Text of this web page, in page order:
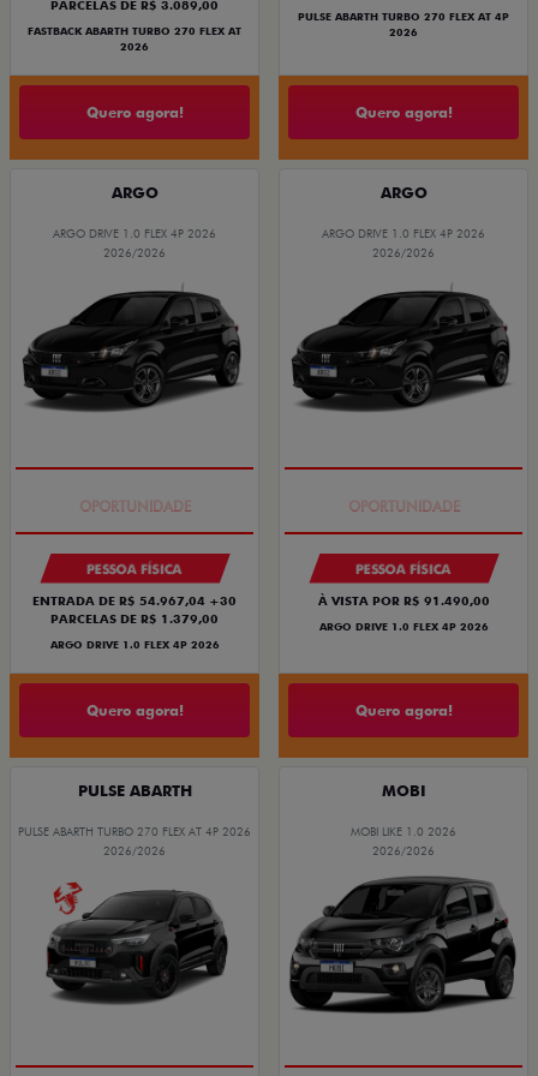
PARCELAS DE R$ 3.089,00
FASTBACK ABARTH TURBO 270 FLEX AT
2026
Quero agora!
PULSE ABARTH TURBO 270 FLEX AT 4P
2026
Quero agora!
ARGO
ARGO DRIVE 1.0 FLEX 4P 2026
2026/2026
PESSOA FÍSICA
ENTRADA DE R$ 54.967,04 +30
PARCELAS DE R$ 1.379,00
ARGO DRIVE 1.0 FLEX 4P 2026
Quero agora!
ARGO
ARGO DRIVE 1.0 FLEX 4P 2026
2026/2026
PESSOA FÍSICA
À VISTA POR R$ 91.490,00
ARGO DRIVE 1.0 FLEX 4P 2026
Quero agora!
PULSE ABARTH
PULSE ABARTH TURBO 270 FLEX AT 4P 2026
2026/2026
MOBI
MOBI LIKE 1.0 2026
2026/2026